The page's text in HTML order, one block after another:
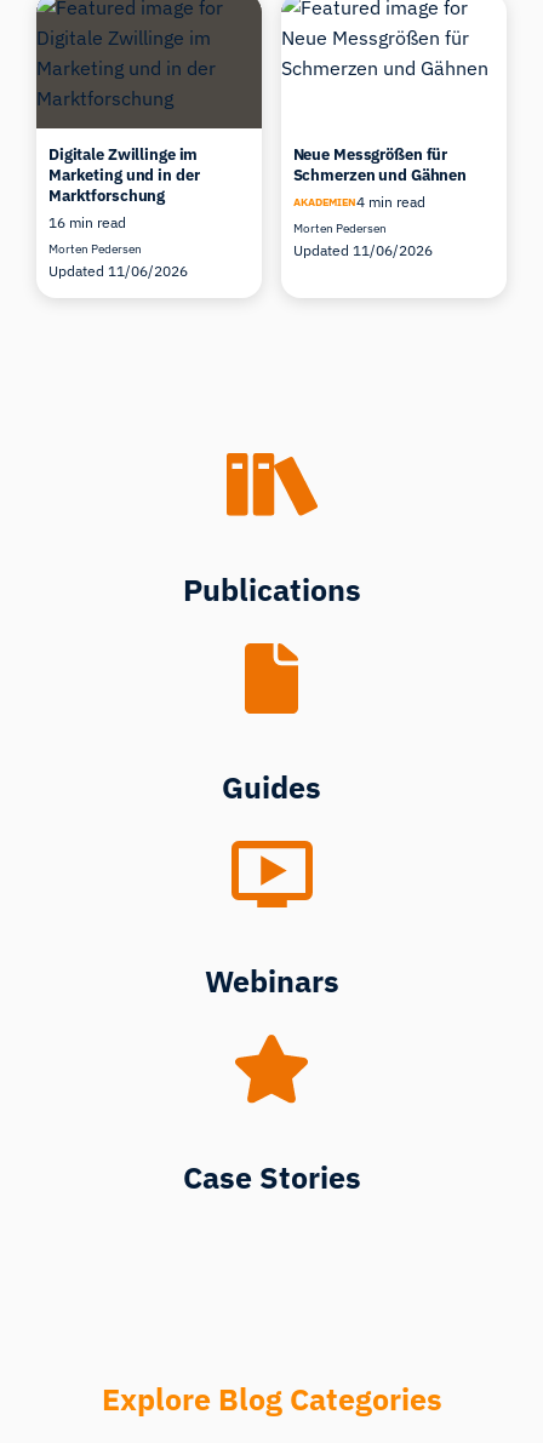
Digitale Zwillinge im
Marketing und in der
Marktforschung
16 min read
Morten Pedersen
Updated 11/06/2026
Neue Messgrößen für
Schmerzen und Gähnen
AKADEMIEN4 min read
Morten Pedersen
Updated 11/06/2026
Publications
Guides
Webinars
Case Stories
Explore Blog Categories